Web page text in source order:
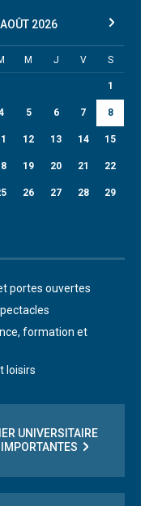
AOÛT 2026
M J V S
1
5 6 7 8
12 13 14 15
19 20 21 22
26 27 28 29
portes ouvertes
formation et
loisirs
UNIVERSITAIRE
IMPORTANTES